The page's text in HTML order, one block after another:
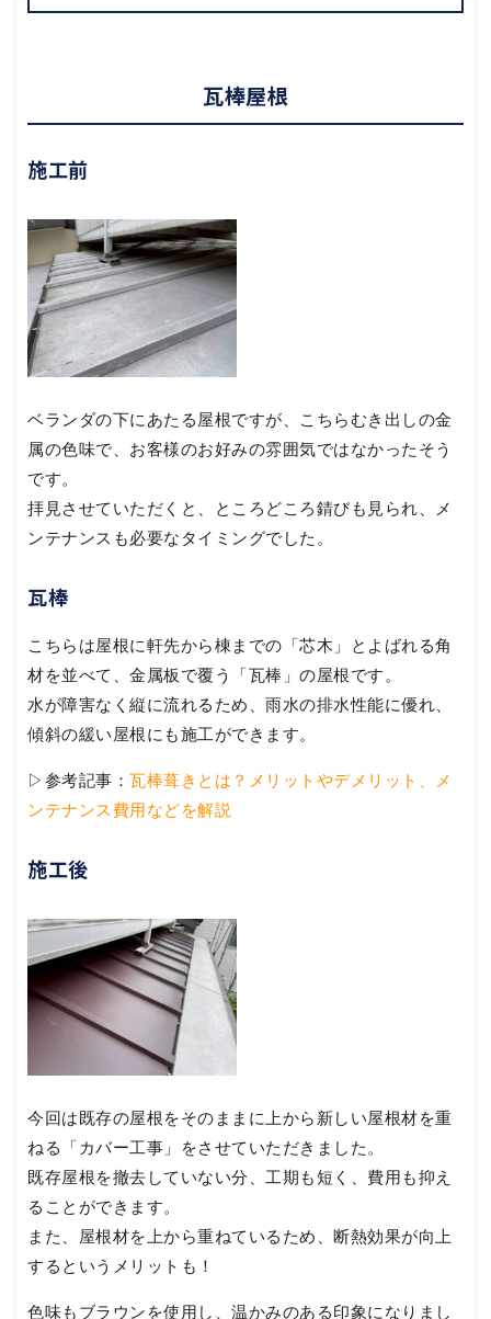
瓦棒屋根
施工前
ベランダの下にあたる屋根ですが、こちらむき出しの金
属の色味で、お客様のお好みの雰囲気ではなかったそう
です。
拝見させていただくと、ところどころ錆びも見られ、メ
ンテナンスも必要なタイミングでした。
瓦棒
こちらは屋根に軒先から棟までの「芯木」とよばれる角
材を並べて、金属板で覆う「瓦棒」の屋根です。
水が障害なく縦に流れるため、雨水の排水性能に優れ、
傾斜の緩い屋根にも施工ができます。
▷参考記事： 瓦棒葺きとは？メリットやデメリット、メ
ンテナンス費用などを解説
施工後
今回は既存の屋根をそのままに上から新しい屋根材を重
ねる「カバー工事」をさせていただきました。
既存屋根を撤去していない分、工期も短く、費用も抑え
ることができます。
また、屋根材を上から重ねているため、断熱効果が向上
するというメリットも！
色味もブラウンを使用し、温かみのある印象になりまし